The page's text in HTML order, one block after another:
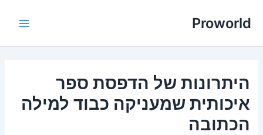
לתוכןProworld
היתרונות של הדפסת ספר
איכותית שמעניקה כבוד למילה
הכתובה